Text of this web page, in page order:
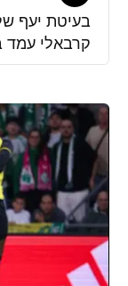
בעיטת יעף
קרבאלי עמד